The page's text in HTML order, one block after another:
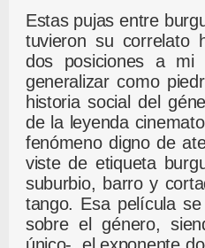
Estas pujas entre
tuvieron su correlato
dos posiciones a mi
generalizar como
historia social del
de la leyenda
fenómeno digno de
viste de etiqueta
suburbio, barro y
tango. Esa película
sobre el género,